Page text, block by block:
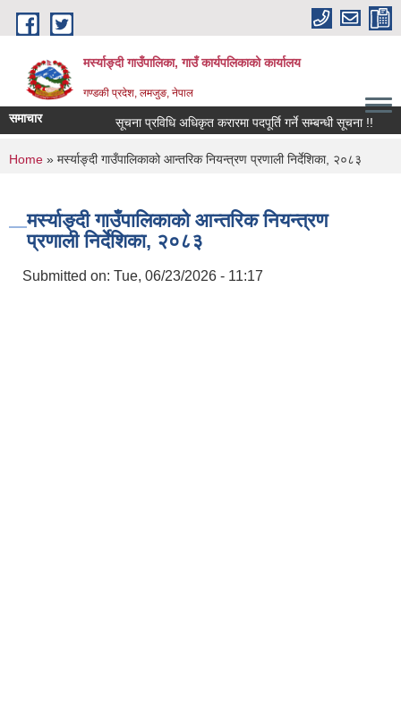
Skip to main content
मर्स्याङ्दी गाउँपालिका, गाउँ कार्यपलिकाको कार्यालय
गण्डकी प्रदेश, लमजुङ, नेपाल
समाचार सूचना प्रविधि अधिकृत करारमा पदपूर्ति गर्ने सम्बन्धी सूचना !!
You are here
Home » मर्स्याङ्दी गाउँपालिकाको आन्तरिक नियन्त्रण प्रणाली निर्देशिका, २०८३
मर्स्याङ्दी गाउँपालिकाको आन्तरिक नियन्त्रण
प्रणाली निर्देशिका, २०८३
Submitted on: Tue, 06/23/2026 - 11:17